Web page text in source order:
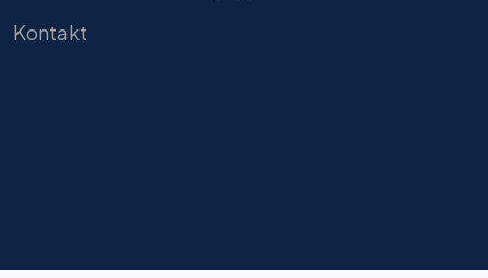
Kontakt